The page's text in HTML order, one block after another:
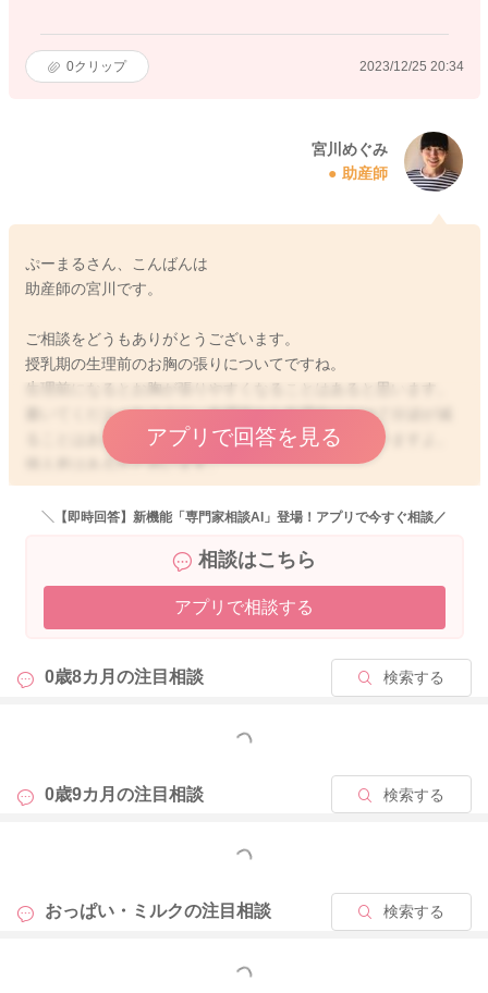
0クリップ 2023/12/25 20:34
宮川めぐみ
助産師
ぷーまるさん、こんばんは
助産師の宮川です。
ご相談をどうもありがとうございます。
授乳期の生理前のお胸の張りについてですね。
生理前になるとお胸が張りやすくなることはあると思います。
書いてくださったように、生理前から生理中にかけて分泌が減
ることはあります。その程度はさまざまになると思いますよ。
個人差はあるかと思います。
また生理前で、お食事の摂取量が増えていることがあるようで
色々なことが重なり、張りが強くなっていることはないかなと
思いました。
ずこのようなお返事となり、申し訳ありません。
どうぞよろしくお願いします。
アプリで回答を見る
＼【即時回答】新機能「専門家相談AI」登場！アプリで今すぐ相談／
相談はこちら
アプリで相談する
0歳8カ月の注目相談 検索する
もっと見る
0歳9カ月の注目相談 検索する
もっと見る
おっぱい・ミルクの注目相談 検索する
もっと見る